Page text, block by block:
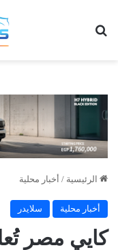
الرئيسية / أخبار محلية
أخبار محلية سلايدر
كايي مصر